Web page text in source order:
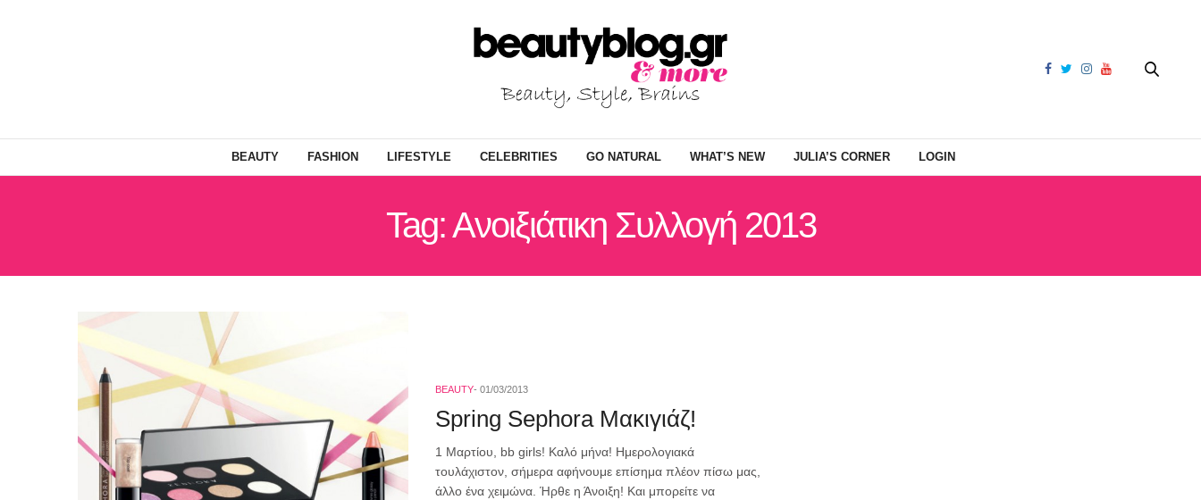
BEAUTY FASHION LIFESTYLE CELEBRITIES GO NATURAL WHAT’S NEW JULIA’S CORNER LOGIN
Tag: Aνοιξιάτικη Συλλογή 2013
BEAUTY 01/03/2013
Spring Sephora Mακιγιάζ!
1 Mαρτίου, bb girls! Καλό μήνα! Ημερολογιακά
τουλάχιστον, σήμερα αφήνουμε επίσημα πλέον πίσω μας,
άλλο ένα χειμώνα. Ήρθε η Άνοιξη! Και μπορείτε να